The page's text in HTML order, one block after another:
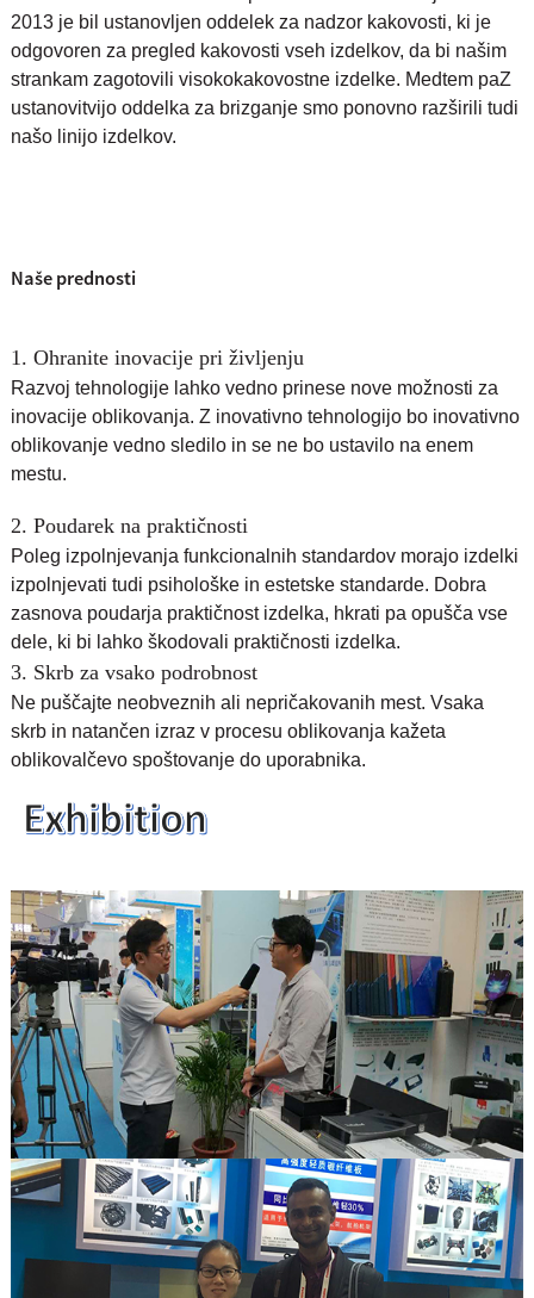
2013 je bil ustanovljen oddelek za nadzor kakovosti, ki je
odgovoren za pregled kakovosti vseh izdelkov, da bi našim
strankam zagotovili visokokakovostne izdelke. Medtem paZ
ustanovitvijo oddelka za brizganje smo ponovno razširili tudi
našo linijo izdelkov.
Naše prednosti
1. Ohranite inovacije pri življenju
Razvoj tehnologije lahko vedno prinese nove možnosti za
inovacije oblikovanja. Z inovativno tehnologijo bo inovativno
oblikovanje vedno sledilo in se ne bo ustavilo na enem
mestu.
2. Poudarek na praktičnosti
Poleg izpolnjevanja funkcionalnih standardov morajo izdelki
izpolnjevati tudi psihološke in estetske standarde. Dobra
zasnova poudarja praktičnost izdelka, hkrati pa opušča vse
dele, ki bi lahko škodovali praktičnosti izdelka.
3. Skrb za vsako podrobnost
Ne puščajte neobveznih ali nepričakovanih mest. Vsaka
skrb in natančen izraz v procesu oblikovanja kažeta
oblikovalčevo spoštovanje do uporabnika.